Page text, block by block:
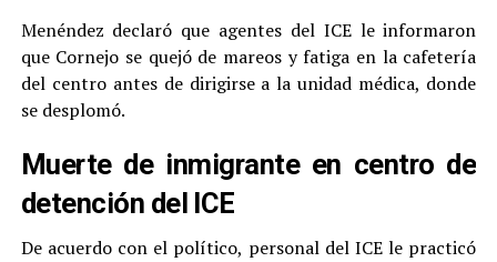
Menéndez declaró que agentes del ICE le informaron
que Cornejo se quejó de mareos y fatiga en la cafetería
del centro antes de dirigirse a la unidad médica, donde
se desplomó.
Muerte de inmigrante en centro de
detención del ICE
De acuerdo con el político, personal del ICE le practicó